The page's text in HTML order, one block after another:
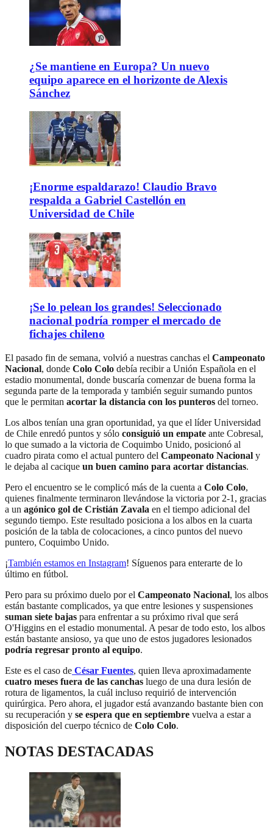
¿Se mantiene en Europa? Un nuevo
equipo aparece en el horizonte de Alexis
Sánchez
¡Enorme espaldarazo! Claudio Bravo
respalda a Gabriel Castellón en
Universidad de Chile
¡Se lo pelean los grandes! Seleccionado
nacional podría romper el mercado de
fichajes chileno
El pasado fin de semana, volvió a nuestras canchas el Campeonato
Nacional, donde Colo Colo debía recibir a Unión Española en el
estadio monumental, donde buscaría comenzar de buena forma la
segunda parte de la temporada y también seguir sumando puntos
que le permitan acortar la distancia con los punteros del torneo.
Los albos tenían una gran oportunidad, ya que el líder Universidad
de Chile enredó puntos y sólo consiguió un empate ante Cobresal,
lo que sumado a la victoria de Coquimbo Unido, posicionó al
cuadro pirata como el actual puntero del Campeonato Nacional y
le dejaba al cacique un buen camino para acortar distancias.
Pero el encuentro se le complicó más de la cuenta a Colo Colo,
quienes finalmente terminaron llevándose la victoria por 2-1, gracias
a un agónico gol de Cristián Zavala en el tiempo adicional del
segundo tiempo. Este resultado posiciona a los albos en la cuarta
posición de la tabla de colocaciones, a cinco puntos del nuevo
puntero, Coquimbo Unido.
¡También estamos en Instagram! Síguenos para enterarte de lo
último en fútbol.
Pero para su próximo duelo por el Campeonato Nacional, los albos
están bastante complicados, ya que entre lesiones y suspensiones
suman siete bajas para enfrentar a su próximo rival que será
O'Higgins en el estadio monumental. A pesar de todo esto, los albos
están bastante ansioso, ya que uno de estos jugadores lesionados
podría regresar pronto al equipo.
Este es el caso de César Fuentes, quien lleva aproximadamente
cuatro meses fuera de las canchas luego de una dura lesión de
rotura de ligamentos, la cuál incluso requirió de intervención
quirúrgica. Pero ahora, el jugador está avanzando bastante bien con
su recuperación y se espera que en septiembre vuelva a estar a
disposición del cuerpo técnico de Colo Colo.
NOTAS DESTACADAS